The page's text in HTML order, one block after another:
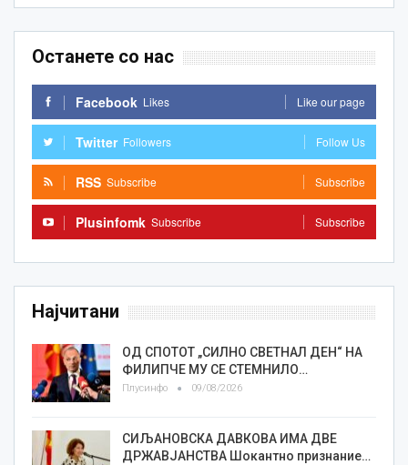
Останете со нас
Facebook Likes Like our page
Twitter Followers Follow Us
RSS Subscribe Subscribe
Plusinfomk Subscribe Subscribe
Најчитани
ОД СПОТОТ „СИЛНО СВЕТНАЛ ДЕН“ НА
ФИЛИПЧЕ МУ СЕ СТЕМНИЛО…
Плусинфо 09/08/2026
СИЉАНОВСКА ДАВКОВА ИМА ДВЕ
ДРЖАВЈАНСТВА Шокантно признание…